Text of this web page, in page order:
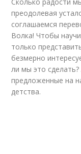
преодолевая
соглашаемся
Волка! Чтобы
только
безмерно
ли мы это
предложенные на
детства.